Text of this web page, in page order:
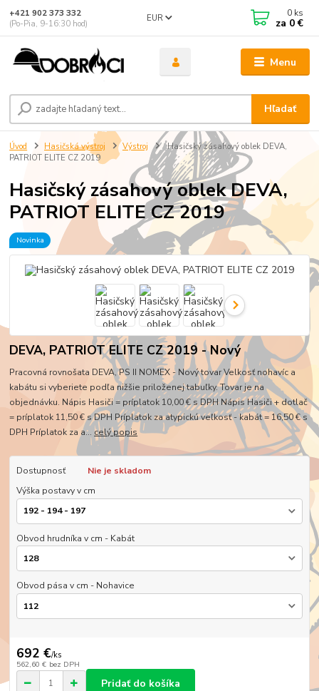
Menu
EUR
Hľadať
+421 902 373 332
(Po-Pia, 9-16:30 hod)
0 ks
za 0 €
Úvod Hasičská výstroj Výstroj
Hasičský zásahový oblek DEVA,
PATRIOT ELITE CZ 2019
Hasičský zásahový oblek DEVA,
PATRIOT ELITE CZ 2019
Novinka
DEVA, PATRIOT ELITE CZ 2019 - Nový
Pracovná rovnošata DEVA, PS II NOMEX - Nový tovar Velkosť nohavíc a
kabátu si vyberiete podľa nižšie priloženej tabuľky. Tovar je na
objednávku. Nápis Hasiči = príplatok 10,00 € s DPH Nápis Hasiči + dotlač
= príplatok 11,50 € s DPH Príplatok za atypickú veľkosť - kabát = 16,50 € s
DPH Príplatok za a... celý popis
Dostupnosť
Nie je skladom
Výška postavy v cm
Obvod hrudníka v cm - Kabát
Obvod pása v cm - Nohavice
692 €/ks
562,60 € bez DPH
Pridať do košíka